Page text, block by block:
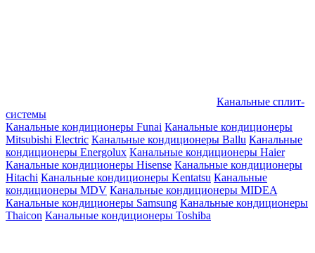
Канальные сплит-
системы
Канальные кондиционеры Funai Канальные кондиционеры
Mitsubishi Electric Канальные кондиционеры Ballu Канальные
кондиционеры Energolux Канальные кондиционеры Haier
Канальные кондиционеры Hisense Канальные кондиционеры
Hitachi Канальные кондиционеры Kentatsu Канальные
кондиционеры MDV Канальные кондиционеры MIDEA
Канальные кондиционеры Samsung Канальные кондиционеры
Thaicon Канальные кондиционеры Toshiba